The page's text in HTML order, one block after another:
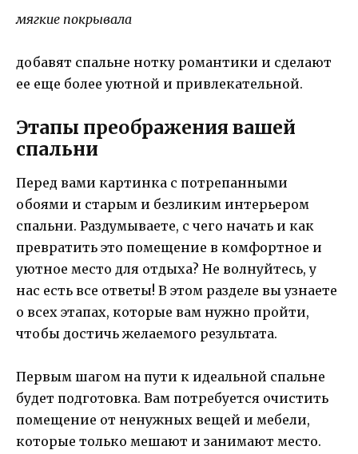
мягкие покрывала
добавят спальне нотку романтики и сделают
ее еще более уютной и привлекательной.
Этапы преображения вашей
спальни
Перед вами картинка с потрепанными
обоями и старым и безликим интерьером
спальни. Раздумываете, с чего начать и как
превратить это помещение в комфортное и
уютное место для отдыха? Не волнуйтесь, у
нас есть все ответы! В этом разделе вы узнаете
о всех этапах, которые вам нужно пройти,
чтобы достичь желаемого результата.
Первым шагом на пути к идеальной спальне
будет подготовка. Вам потребуется очистить
помещение от ненужных вещей и мебели,
которые только мешают и занимают место.